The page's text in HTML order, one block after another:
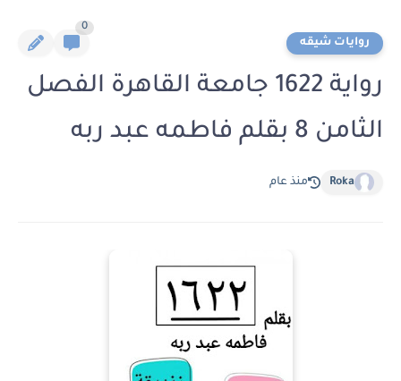
روايات شيقه
0
رواية 1622 جامعة القاهرة الفصل
الثامن 8 بقلم فاطمه عبد ربه
Roka منذ عام